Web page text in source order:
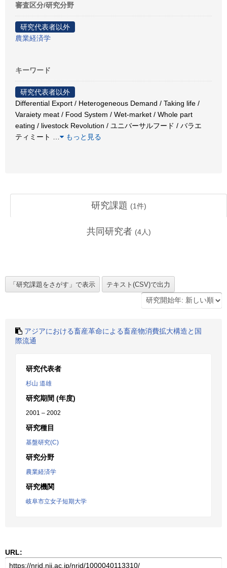
審査区分/研究分野
研究代表者以外
農業経済学
キーワード
研究代表者以外
Differential Export / Heterogeneous Demand / Taking life /
Varaiety meat / Food System / Wet-market / Whole part
eating / livestock Revolution / ユニバーサルフード / バラエ
ティミート
もっと見る
研究課題 (1件)
共同研究者 (4人)
アジアにおける畜産革命による畜産物消費拡大構造と国
際流通
研究代表者
杉山 道雄
研究期間 (年度)
2001 – 2002
研究種目
基盤研究(C)
研究分野
農業経済学
研究機関
岐阜市立女子短期大学
URL: